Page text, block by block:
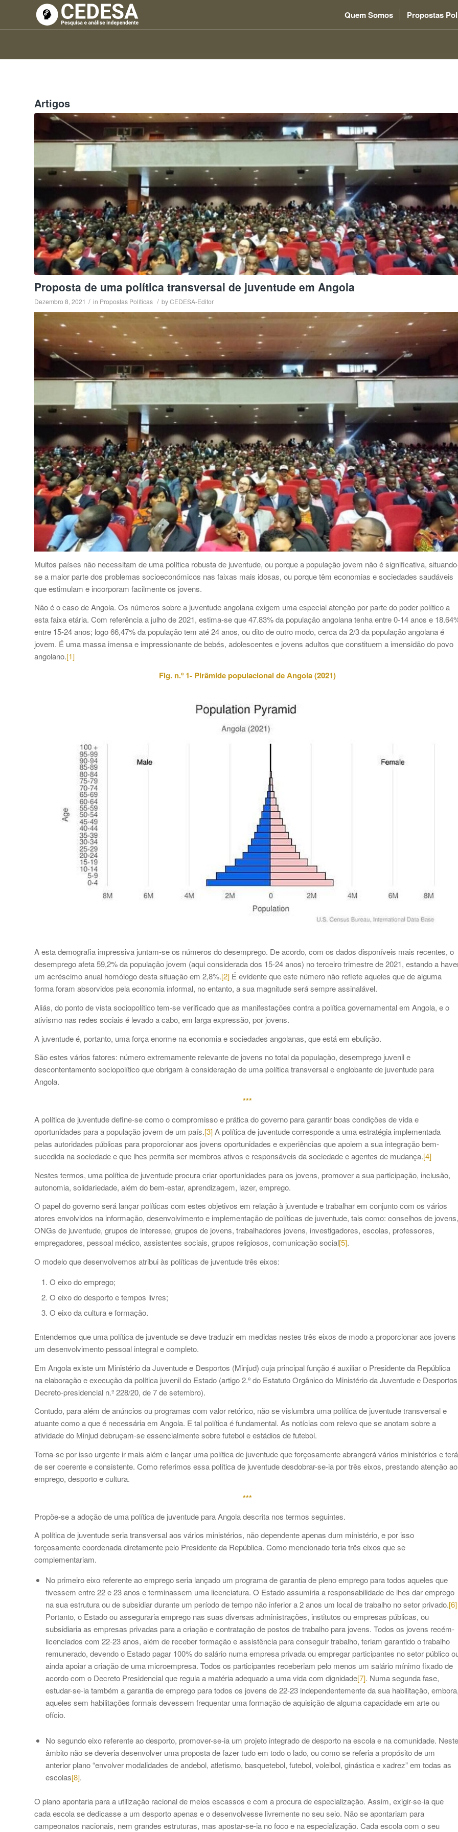
Quem Somos Propostas
Artigos
Proposta de uma política transversal de juventude em Angola
Dezembro 8, 2021 / in Propostas Políticas / byCEDESA-Editor
Muitos países não necessitam de uma política robusta de juventude, ou porque a população jovem não é significativa,
se a maior parte dos problemas socioeconómicos nas faixas mais idosas, ou porque têm economias e sociedades saudáveis
que estimulam e incorporam facilmente os jovens.
Não é o caso de Angola. Os números sobre a juventude angolana exigem uma especial atenção por parte do poder político a
esta faixa etária. Com referência a julho de 2021, estima-se que 47.83% da população angolana tenha entre 0-14 anos e
entre 15-24 anos; logo 66,47% da população tem até 24 anos, ou dito de outro modo, cerca da 2/3 da população angolana é
jovem. É uma massa imensa e impressionante de bebés, adolescentes e jovens adultos que constituem a imensidão do povo
angolano.[1]
Fig. n.º 1- Pirâmide populacional de Angola (2021)
A esta demografia impressiva juntam-se os números do desemprego. De acordo, com os dados disponíveis mais recentes, o
desemprego afeta 59,2% da população jovem (aqui considerada dos 15-24 anos) no terceiro trimestre de 2021, estando a
um acréscimo anual homólogo desta situação em 2,8%.[2] É evidente que este número não reflete aqueles que de alguma
forma foram absorvidos pela economia informal, no entanto, a sua magnitude será sempre assinalável.
Aliás, do ponto de vista sociopolítico tem-se verificado que as manifestações contra a política governamental em Angola, e o
ativismo nas redes sociais é levado a cabo, em larga expressão, por jovens.
A juventude é, portanto, uma força enorme na economia e sociedades angolanas, que está em ebulição.
São estes vários fatores: número extremamente relevante de jovens no total da população, desemprego juvenil e
descontentamento sociopolítico que obrigam à consideração de uma política transversal e englobante de juventude para
Angola.
***
A política de juventude define-se como o compromisso e prática do governo para garantir boas condições de vida e
oportunidades para a população jovem de um país.[3]A política de juventude corresponde a uma estratégia implementada
pelas autoridades públicas para proporcionar aos jovens oportunidades e experiências que apoiem a sua integração bem-
sucedida na sociedade e que lhes permita ser membros ativos e responsáveis ​​da sociedade e agentes de mudança.[4]
Nestes termos, uma política de juventude procura criar oportunidades para os jovens, promover a sua participação, inclusão,
autonomia, solidariedade, além do bem-estar, aprendizagem, lazer, emprego.
O papel do governo será lançar políticas com estes objetivos em relação à juventude e trabalhar em conjunto com os vários
atores envolvidos na informação, desenvolvimento e implementação de políticas de juventude, tais como: conselhos de jovens,
ONGs de juventude, grupos de interesse, grupos de jovens, trabalhadores jovens, investigadores, escolas, professores,
empregadores, pessoal médico, assistentes sociais, grupos religiosos, comunicação social[5].
O modelo que desenvolvemos atribui às políticas de juventude três eixos:
O eixo do emprego;
O eixo do desporto e tempos livres;
O eixo da cultura e formação.
Entendemos que uma política de juventude se deve traduzir em medidas nestes três eixos de modo a proporcionar aos jovens
um desenvolvimento pessoal integral e completo.
Em Angola existe um Ministério da Juventude e Desportos (Minjud) cuja principal função é auxiliar o Presidente da República
na elaboração e execução da política juvenil do Estado (artigo 2.º do Estatuto Orgânico do Ministério da Juventude e
Decreto-presidencial n.º 228/20, de 7 de setembro).
Contudo, para além de anúncios ou programas com valor retórico, não se vislumbra uma política de juventude transversal e
atuante como a que é necessária em Angola. E tal política é fundamental. As notícias com relevo que se anotam sobre a
atividade do Minjud debruçam-se essencialmente sobre futebol e estádios de futebol.
Torna-se por isso urgente ir mais além e lançar uma política de juventude que forçosamente abrangerá vários ministérios e terá
de ser coerente e consistente. Como referimos essa política de juventude desdobrar-se-ia por três eixos, prestando atenção ao
emprego, desporto e cultura.
***
Propõe-se a adoção de uma política de juventude para Angola descrita nos termos seguintes.
A política de juventude seria transversal aos vários ministérios, não dependente apenas dum ministério, e por isso
forçosamente coordenada diretamente pelo Presidente da República. Como mencionado teria três eixos que se
complementariam.
No primeiro eixo referente ao emprego seria lançado um programa de garantia de pleno emprego para todos aqueles que
tivessem entre 22 e 23 anos e terminassem uma licenciatura. O Estado assumiria a responsabilidade de lhes dar emprego
na sua estrutura ou de subsidiar durante um período de tempo não inferior a 2 anos um local de trabalho no setor privado.[6]
Portanto, o Estado ou asseguraria emprego nas suas diversas administrações, institutos ou empresas públicas, ou
subsidiaria as empresas privadas para a criação e contratação de postos de trabalho para jovens. Todos os jovens recém-
licenciados com 22-23 anos, além de receber formação e assistência para conseguir trabalho, teriam garantido o trabalho
remunerado, devendo o Estado pagar 100% do salário numa empresa privada ou empregar participantes no setor público
ainda apoiar a criação de uma microempresa. Todos os participantes receberiam pelo menos um salário mínimo fixado de
acordo com o Decreto Presidencial que regula a matéria adequado a uma vida com dignidade[7]. Numa segunda fase,
estudar-se-ia também a garantia de emprego para todos os jovens de 22-23 independentemente da sua habilitação,
aqueles sem habilitações formais devessem frequentar uma formação de aquisição de alguma capacidade em arte ou
ofício.
No segundo eixo referente ao desporto, promover-se-ia um projeto integrado de desporto na escola e na comunidade. Neste
âmbito não se deveria desenvolver uma proposta de fazer tudo em todo o lado, ou como se referia a propósito de um
anterior plano “envolver modalidades de andebol, atletismo, basquetebol, futebol, voleibol, ginástica e xadrez” em todas as
escolas[8].
O plano apontaria para a utilização racional de meios escassos e com a procura de especialização. Assim, exigir-se-ia que
cada escola se dedicasse a um desporto apenas e o desenvolvesse livremente no seu seio. Não se apontariam para
campeonatos nacionais, nem grandes estruturas, mas apostar-se-ia no foco e na especialização. Cada escola com o seu